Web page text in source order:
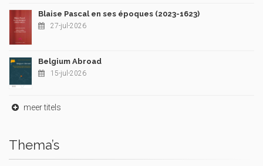
Blaise Pascal en ses époques (2023-1623)
27-jul-2026
Belgium Abroad
15-jul-2026
meer titels
Thema’s